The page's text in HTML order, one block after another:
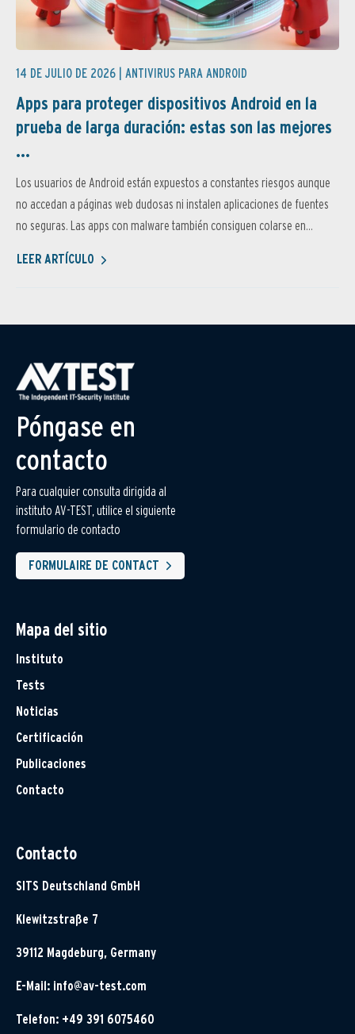
14 DE JULIO DE 2026 | ANTIVIRUS PARA ANDROID
Apps para proteger dispositivos Android en la
prueba de larga duración: estas son las mejores
...
Los usuarios de Android están expuestos a constantes riesgos aunque
no accedan a páginas web dudosas ni instalen aplicaciones de fuentes
no seguras. Las apps con malware también consiguen colarse en...
LEER ARTÍCULO
Póngase en
contacto
Para cualquier consulta dirigida al
instituto AV-TEST, utilice el siguiente
formulario de contacto
FORMULAIRE DE CONTACT
Mapa del sitio
Instituto
Tests
Noticias
Certificación
Publicaciones
Contacto
Contacto
SITS Deutschland GmbH
Klewitzstraße 7
39112 Magdeburg, Germany
E-Mail: info@av-test.com
Telefon: +49 391 6075460